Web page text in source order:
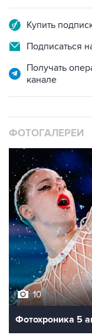
Купить
Подписаться
Получать
канале
ФОТОГАЛЕРЕИ
10
Фотохроника 5